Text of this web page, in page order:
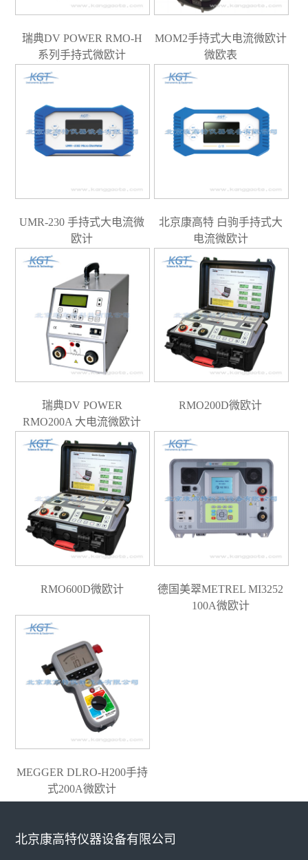
瑞典DV POWER RMO-H
系列手持式微欧计
MOM2手持式大电流微欧计
微欧表
UMR-230 手持式大电流微
欧计
北京康高特 白驹手持式大
电流微欧计
瑞典DV POWER
RMO200A 大电流微欧计
RMO200D微欧计
RMO600D微欧计
德国美翠METREL MI3252
100A微欧计
MEGGER DLRO-H200手持
式200A微欧计
北京康高特仪器设备有限公司